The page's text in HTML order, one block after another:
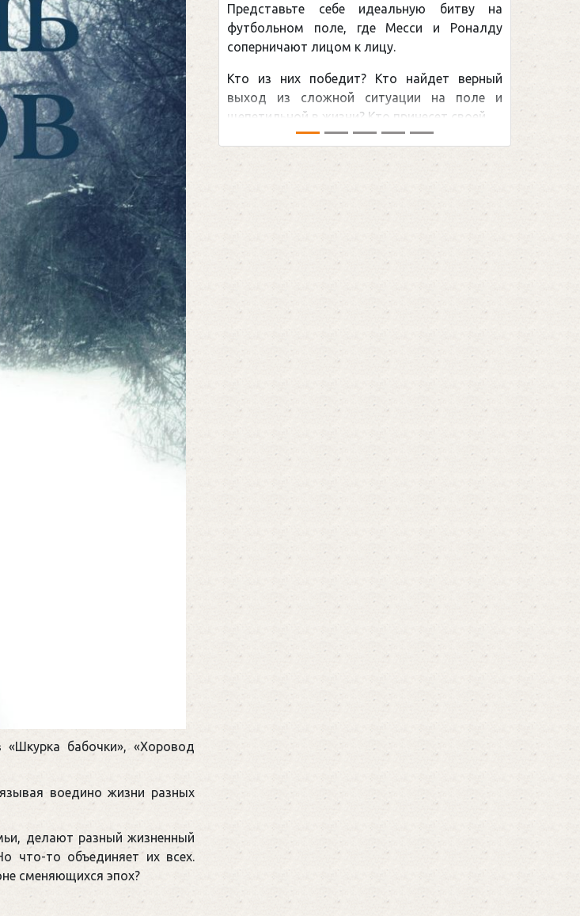
бабочки», «Хоровод
воедино жизни разных
делают разный жизненный
что-то объединяет их всех.
сменяющихся эпох?
Представьте себе идеальную битву на
футбольном поле, где Месси и Роналду
соперничают лицом к лицу.
Кто из них победит? Кто найдет верный
выход из сложной ситуации на поле и
щепетильной в жизни? Кто принесет своей ...
снайперским
принадлежит
Гретцки, — едва ли не
хоккейная тема
сезоном Национальной